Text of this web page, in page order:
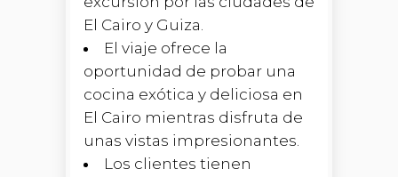
El Cairo y Guiza.
El viaje ofrece la
oportunidad de probar una
cocina exótica y deliciosa en
El Cairo mientras disfruta de
unas vistas impresionantes.
Los clientes tienen